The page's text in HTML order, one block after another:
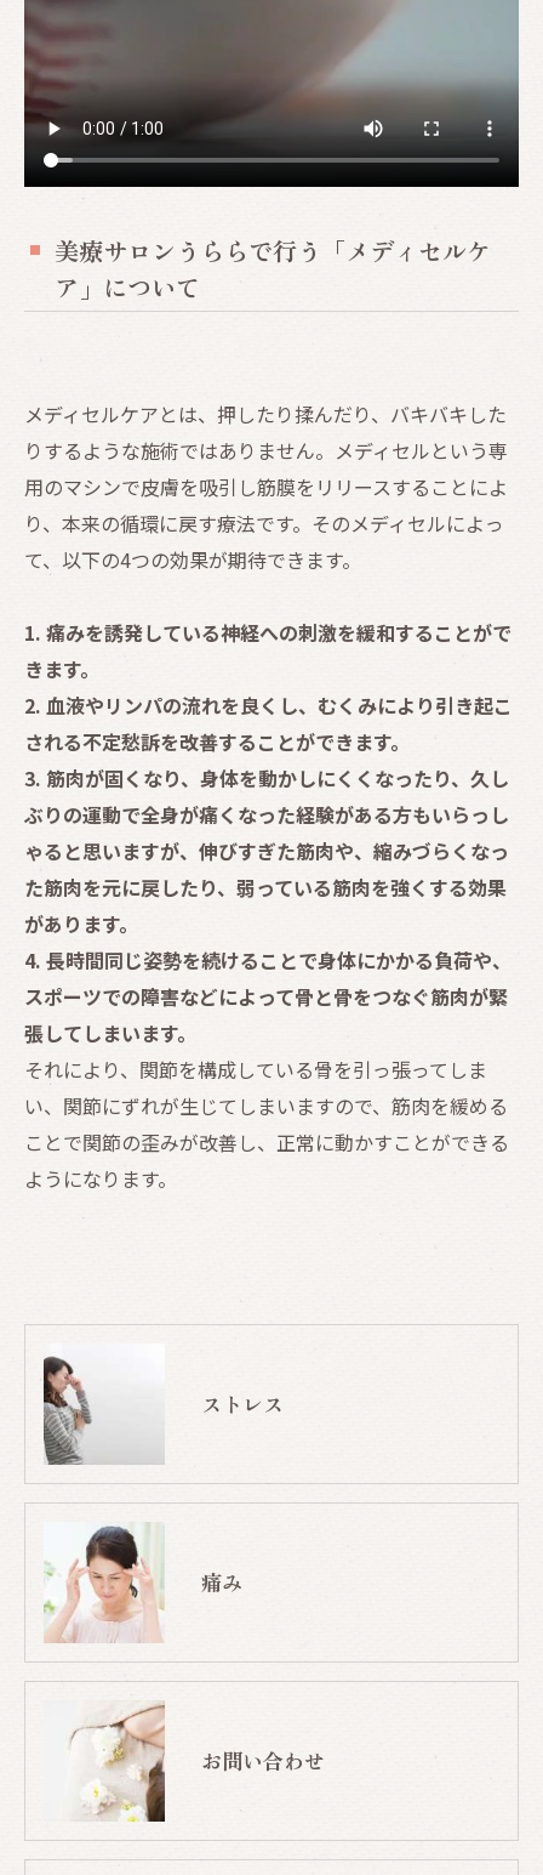
美療サロンうららで行う「メディセルケ
ア」について
メディセルケアとは、押したり揉んだり、バキバキした
りするような施術ではありません。メディセルという専
用のマシンで皮膚を吸引し筋膜をリリースすることによ
り、本来の循環に戻す療法です。そのメディセルによっ
て、以下の4つの効果が期待できます。
1. 痛みを誘発している神経への刺激を緩和することがで
きます。
2. 血液やリンパの流れを良くし、むくみにより引き起こ
される不定愁訴を改善することができます。
3. 筋肉が固くなり、身体を動かしにくくなったり、久し
ぶりの運動で全身が痛くなった経験がある方もいらっし
ゃると思いますが、伸びすぎた筋肉や、縮みづらくなっ
た筋肉を元に戻したり、弱っている筋肉を強くする効果
があります。
4. 長時間同じ姿勢を続けることで身体にかかる負荷や、
スポーツでの障害などによって骨と骨をつなぐ筋肉が緊
張してしまいます。
それにより、関節を構成している骨を引っ張ってしま
い、関節にずれが生じてしまいますので、筋肉を緩める
ことで関節の歪みが改善し、正常に動かすことができる
ようになります。
ストレス
痛み
お問い合わせ